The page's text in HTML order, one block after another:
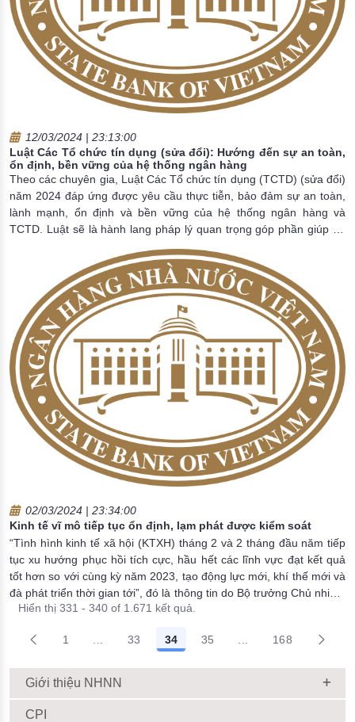
12/03/2024 | 23:13:00
Luật Các Tổ chức tín dụng (sửa đổi): Hướng đến sự an toàn,
ổn định, bền vững của hệ thống ngân hàng
Theo các chuyên gia, Luật Các Tổ chức tín dụng (TCTD) (sửa đổi)
năm 2024 đáp ứng được yêu cầu thực tiễn, bảo đảm sự an toàn,
lành mạnh, ổn định và bền vững của hệ thống ngân hàng và
TCTD. Luật sẽ là hành lang pháp lý quan trọng góp phần giúp hệ
02/03/2024 | 23:34:00
Kinh tế vĩ mô tiếp tục ổn định, lạm phát được kiểm soát
“Tình hình kinh tế xã hội (KTXH) tháng 2 và 2 tháng đầu năm tiếp
tục xu hướng phục hồi tích cực, hầu hết các lĩnh vực đạt kết quả
tốt hơn so với cùng kỳ năm 2023, tạo động lực mới, khí thế mới và
đà phát triển thời gian tới”, đó là thông tin do Bộ trưởng Chủ nhiệm
Văn phòng Chính phủ Trần Văn Sơn, Người phát ngôn của Chính
do Văn phòng Chính phủ tổ chức chiều 2/3 tại Hà Nội.
Hiển thị 331 - 340 of 1.671 kết quả.
1 Trang trung gian Use TAB to navigate.
33 34 35 Trang trung gian
168
Giới thiệu NHNN
CPI